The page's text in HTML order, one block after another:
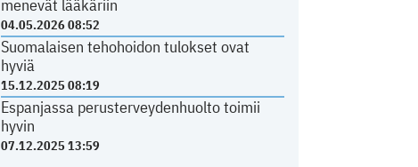
menevät lääkäriin
04.05.2026 08:52
Suomalaisen tehohoidon tulokset ovat
hyviä
15.12.2025 08:19
Espanjassa perusterveydenhuolto toimii
hyvin
07.12.2025 13:59